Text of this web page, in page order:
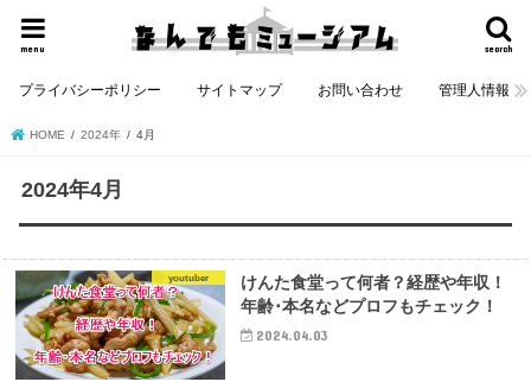
search
menu
プライバシーポリシー サイトマップ お問い合わせ 管理人情報
HOME 2024年 4月
2024年4月
youtuber
けんた食堂って何者？経歴や年収！
年齢･本名などプロフもチェック！
2024.04.03